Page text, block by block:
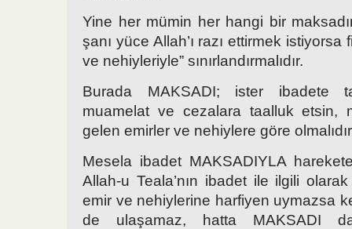
Yine her mümin her hangi bir
şanı yüce Allah’ı razı ettirmek istiyorsa
ve nehiyleriyle” sınırlandırmalıdır.
Burada MAKSADI; ister ibadete
muamelat ve cezalara taalluk etsin,
gelen emirler ve nehiylere göre
Mesela ibadet MAKSADIYLA
Allah-u Teala’nın ibadet ile ilgili
emir ve nehiylerine harfiyen uymazsa
de ulaşamaz, hatta MAKSADI da